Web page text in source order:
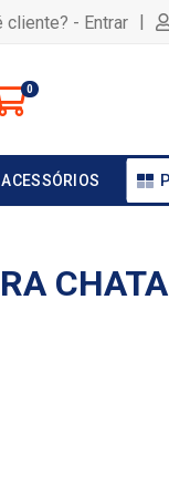
cliente? - Entrar |
0